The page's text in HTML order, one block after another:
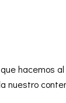
hacemos
nuestro